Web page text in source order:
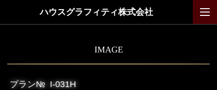
ハウスグラフィティ株式会社
IMAGE
プラン№ I-031H